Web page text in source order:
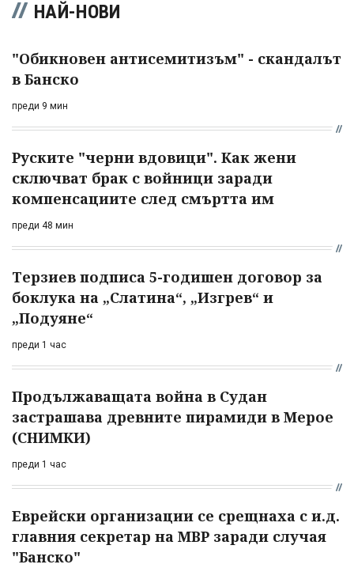
НАЙ-НОВИ
"Обикновен антисемитизъм" - скандалът
в Банско
преди 9 мин
Руските "черни вдовици". Как жени
сключват брак с войници заради
компенсациите след смъртта им
преди 48 мин
Терзиев подписа 5-годишен договор за
боклука на „Слатина“, „Изгрев“ и
„Подуяне“
преди 1 час
Продължаващата война в Судан
застрашава древните пирамиди в Мерое
(СНИМКИ)
преди 1 час
Еврейски организации се срещнаха с и.д.
главния секретар на МВР заради случая
"Банско"